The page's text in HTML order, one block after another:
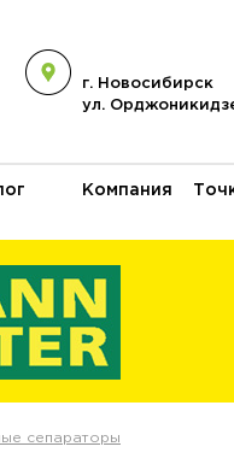
г. Новосибирск
ул.
Компания
сепараторы